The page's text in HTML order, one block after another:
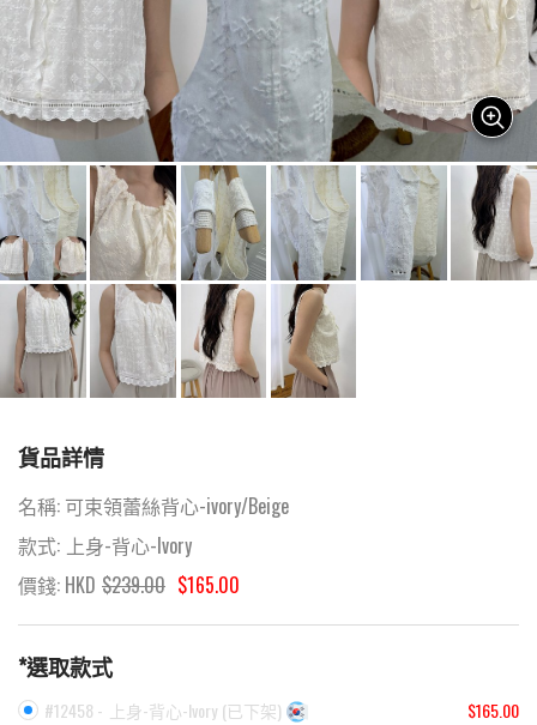
貨品詳情
名稱: 可束領蕾絲背心-ivory/Beige
款式: 上身-背心-Ivory
價錢: HKD $239.00 $165.00
*選取款式
#12458 - 上身-背心-Ivory (已下架)
$165.00